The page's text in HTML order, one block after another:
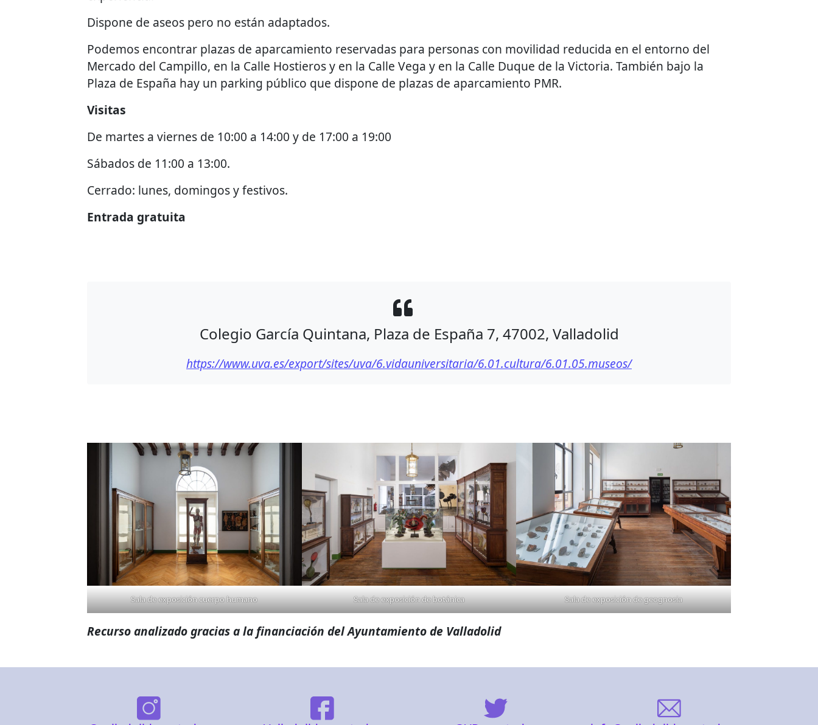
Dispone de aseos pero no están adaptados.
Podemos encontrar plazas de aparcamiento reservadas para personas con movilidad reducida en el entorno del
Mercado del Campillo, en la Calle Hostieros y en la Calle Vega y en la Calle Duque de la Victoria. También bajo la
Plaza de España hay un parking público que dispone de plazas de aparcamiento PMR.
Visitas
De martes a viernes de 10:00 a 14:00 y de 17:00 a 19:00
Sábados de 11:00 a 13:00.
Cerrado: lunes, domingos y festivos.
Entrada gratuita
Colegio García Quintana, Plaza de España 7, 47002, Valladolid
https://www.uva.es/export/sites/uva/6.vidauniversitaria/6.01.cultura/6.01.05.museos/
Sala de exposición cuerpo humano Sala de exposición de botánica Sala de exposición de geognosia
Recurso analizado gracias a la financiación del Ayuntamiento de Valladolid